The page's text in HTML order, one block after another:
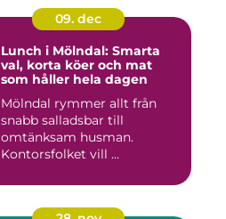
09. dec
Lunch i Mölndal: Smarta
val, korta köer och mat
som håller hela dagen
Mölndal rymmer allt från
snabb salladsbar till
omtänksam husman.
Kontorsfolket vill ...